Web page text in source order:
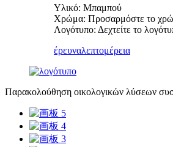
Υλικό: Μπαμπού
Χρώμα: Προσαρμόστε το
Λογότυπο: Δεχτείτε το
έρευναλεπτομέρεια
Παρακολούθηση οικολογικών λύσεων